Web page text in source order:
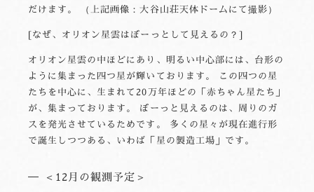
だけます。 （上記画像：大谷山荘天体ドームにて撮影）
なぜ、オリオン星雲はぼーっとして見えるの？
オリオン星雲の中ほどにあり、明るい中心部には、台形の
ように集まった四つ星が輝いております。 この四つの星
たちを中心に、生まれて20万年ほどの「赤ちゃん星たち」
が、集まっております。 ぼーっと見えるのは、周りのガ
スを発光させているためです。 多くの星々が現在進行形
で誕生しつつある、いわば「星の製造工場」です。
＜12月の観測予定＞